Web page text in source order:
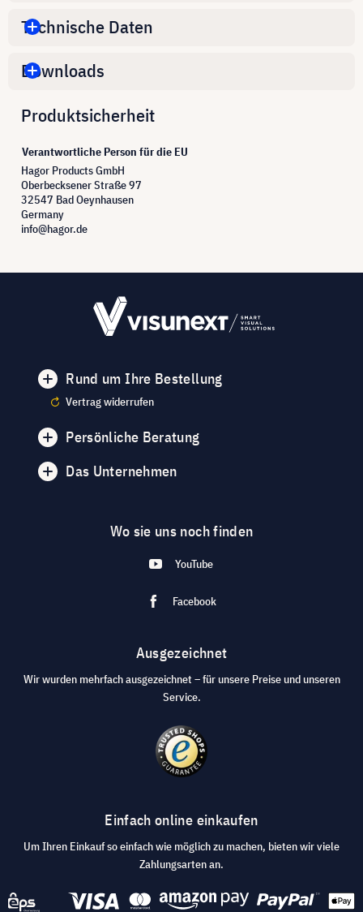
Technische Daten
Downloads
Produktsicherheit
Verantwortliche Person für die EU
Hagor Products GmbH
Oberbecksener Straße 97
32547 Bad Oeynhausen
Germany
info@hagor.de
Rund um Ihre Bestellung
Vertrag widerrufen
Persönliche Beratung
Das Unternehmen
Wo sie uns noch finden
YouTube
Facebook
Ausgezeichnet
Wir wurden mehrfach ausgezeichnet – für unsere Preise und unseren
Service.
Einfach online einkaufen
Um Ihren Einkauf so einfach wie möglich zu machen, bieten wir viele
Zahlungsarten an.